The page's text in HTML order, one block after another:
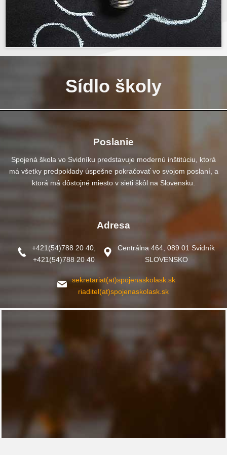
Sídlo školy
Poslanie
Spojená škola vo Svidníku predstavuje modernú inštitúciu, ktorá
má všetky predpoklady úspešne pokračovať vo svojom poslaní, a
ktorá má dôstojné miesto v sieti škôl na Slovensku.
Adresa
+421(54)788 20 40,
+421(54)788 20 40
Centrálna 464, 089 01 Svidník
SLOVENSKO
sekretariat(at)spojenaskolask.sk
riaditel(at)spojenaskolask.sk